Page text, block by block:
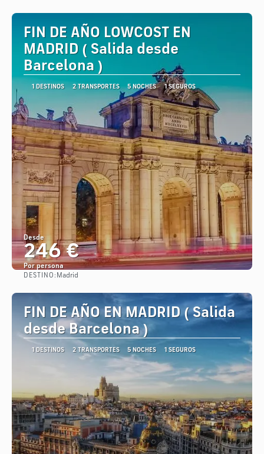
FIN DE AÑO LOWCOST EN
MADRID ( Salida desde
Barcelona )
1 DESTINOS 2 TRANSPORTES 5 NOCHES 1 SEGUROS
Desde
246 €
Por persona
DESTINO: Madrid
FIN DE AÑO EN MADRID ( Salida
desde Barcelona )
1 DESTINOS 2 TRANSPORTES 5 NOCHES 1 SEGUROS